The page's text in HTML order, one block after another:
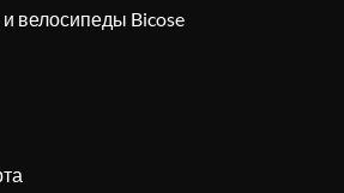
велосипеды Bicose